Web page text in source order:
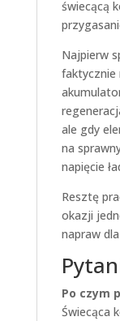
świecącą
Najpierw
faktycznie
ale gdy
na
napięcie
Resztę
okazji
napraw dla
Po czym
Świecąca